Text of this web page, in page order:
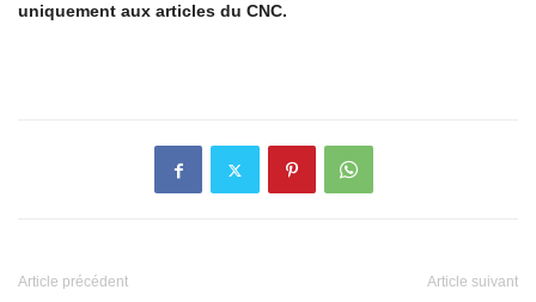
uniquement aux articles du CNC.
Article précédent Article suivant